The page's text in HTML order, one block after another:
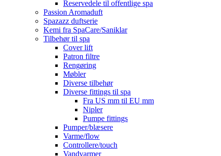
Reservedele til offentlige spa
Passion Aromaduft
Spazazz duftserie
Kemi fra SpaCare/Saniklar
Tilbehør til spa
Cover lift
Patron filtre
Rengøring
Møbler
Diverse tilbehør
Diverse fittings til spa
Fra US mm til EU mm
Nipler
Pumpe fittings
Pumper/blæsere
Varme/flow
Controllere/touch
Vandvarmer